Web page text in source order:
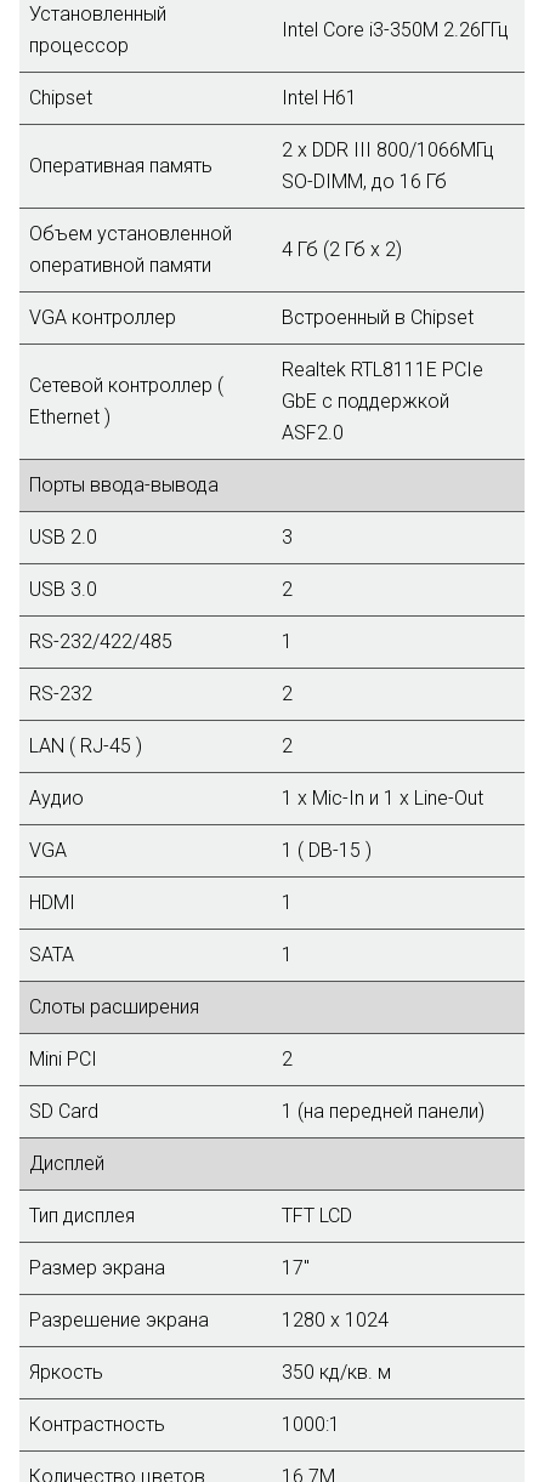
Установленный
процессор
Intel Core i3-350M 2.26ГГц
Chipset Intel H61
Оперативная память
2 х DDR III 800/1066МГц
SO-DIMM, до 16 Гб
Объем установленной
оперативной памяти
4 Гб (2 Гб х 2)
VGA контроллер Встроенный в Chipset
Сетевой контроллер (
Ethernet )
Realtek RTL8111E PCIe
GbE с поддержкой
ASF2.0
Порты ввода-вывода
USB 2.0 3
USB 3.0 2
RS-232/422/485 1
RS-232 2
LAN ( RJ-45 ) 2
Аудио 1 x Mic-In и 1 x Line-Out
VGA 1 ( DB-15 )
HDMI 1
SATA 1
Слоты расширения
Mini PCI 2
SD Card 1 (на передней панели)
Дисплей
Тип дисплея TFT LCD
Размер экрана 17"
Разрешение экрана 1280 x 1024
Яркость 350 кд/кв. м
Контрастность 1000:1
Количество цветов 16.7М